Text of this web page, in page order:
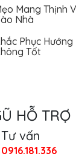
Nhà
Tốt
HỖ TRỢ
Tư vấn
0916.181.336